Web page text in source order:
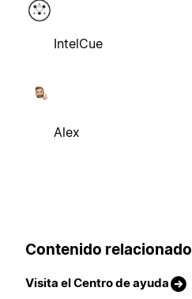
IntelCue
Alex
Contenido relacionado
Visita el Centro de ayuda